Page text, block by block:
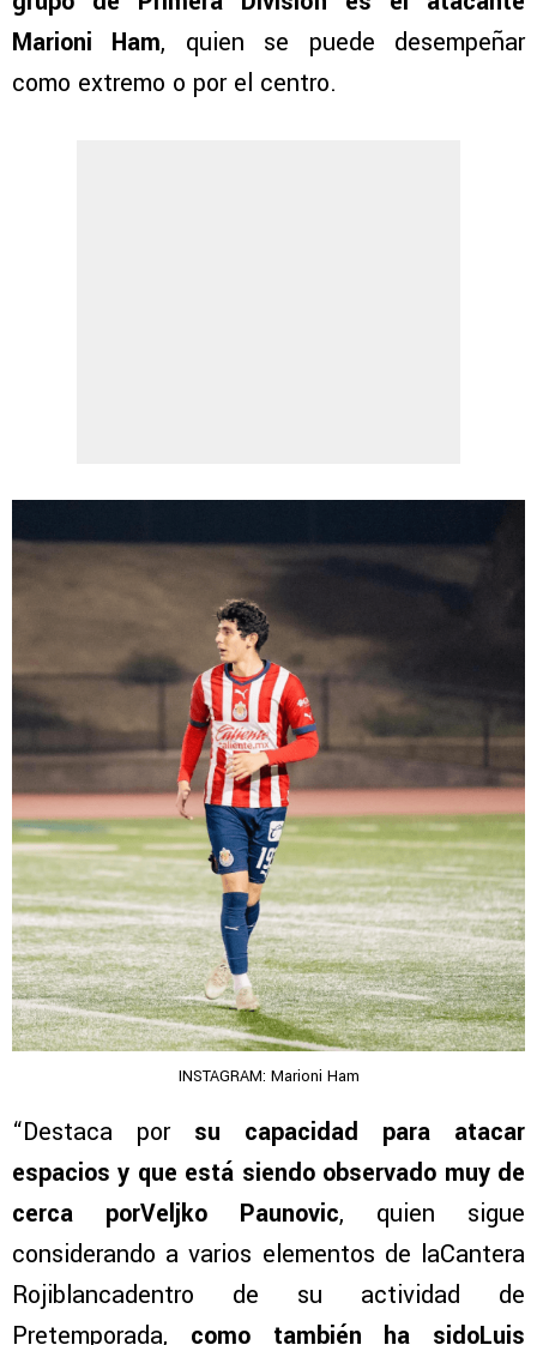
Marioni Ham, quien se puede desempeñar
como extremo o por el centro.
INSTAGRAM: Marioni Ham
“Destaca porsu capacidad para atacar
espacios y que está siendo observado muy de
cerca porVeljko Paunovic, quien sigue
considerando a varios elementos de laCantera
Rojiblancadentro de su actividad de
Pretemporada, como también ha sidoLuis